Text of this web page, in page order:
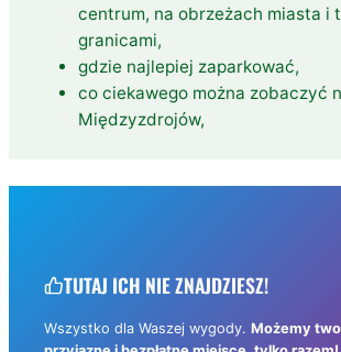
centrum, na obrzeżach miasta i
granicami,
gdzie najlepiej zaparkować,
co ciekawego można zobaczyć
Międzyzdrojów,
TUTAJ ICH NIE ZNAJDZIESZ!
Wszystko dla Waszej wygody. Możemy